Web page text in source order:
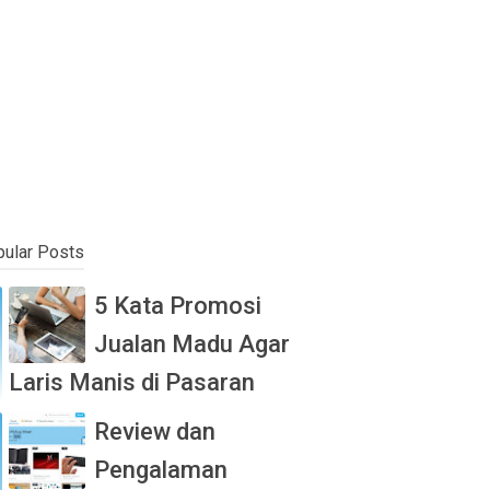
Posts
5 Kata Promosi
Jualan Madu Agar
Laris Manis di Pasaran
Review dan
Pengalaman